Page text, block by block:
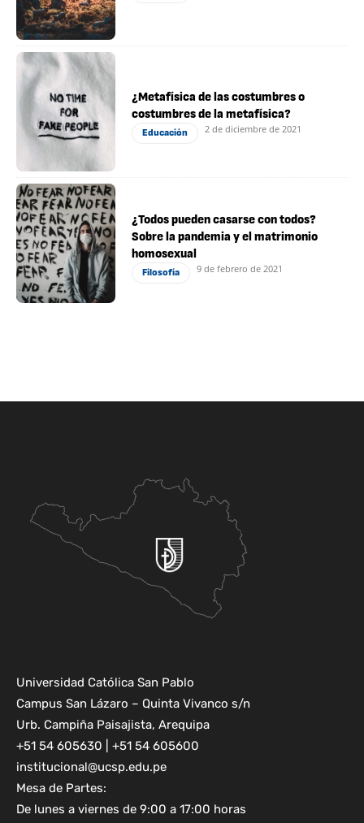
¿Metafísica de las costumbres o
costumbres de la metafísica?
Educación 2 de diciembre de 2021
¿Todos pueden casarse con todos?
Sobre la pandemia y el matrimonio
homosexual
Filosofía 9 de febrero de 2021
Universidad Católica San Pablo
Campus San Lázaro – Quinta Vivanco s/n
Urb. Campiña Paisajista, Arequipa
+51 54 605630 | +51 54 605600
institucional@ucsp.edu.pe
Mesa de Partes:
De lunes a viernes de 9:00 a 17:00 horas